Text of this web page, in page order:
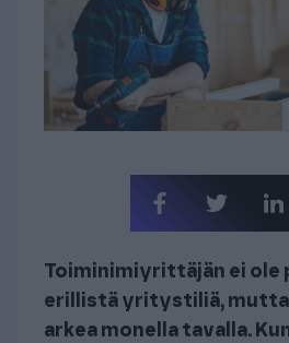
Toiminimiyrittäjän ei ole
erillistä yritystiliä,
arkea monella tavalla.